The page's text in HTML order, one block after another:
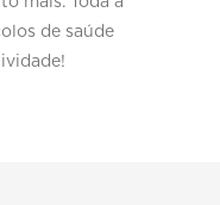
de saúde